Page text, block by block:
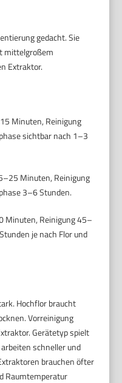
gedacht. Sie
mittelgroßem
Extraktor.
Minuten, Reinigung
sichtbar nach 1–3
Minuten, Reinigung
3–6 Stunden.
Minuten, Reinigung 45–
je nach Flor und
Hochflor braucht
Vorreinigung
Gerätetyp spielt
schneller und
brauchen öfter
Raumtemperatur